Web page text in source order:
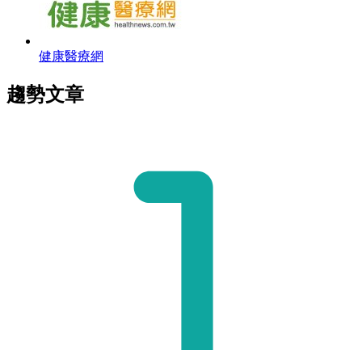
健康醫療網
趨勢文章